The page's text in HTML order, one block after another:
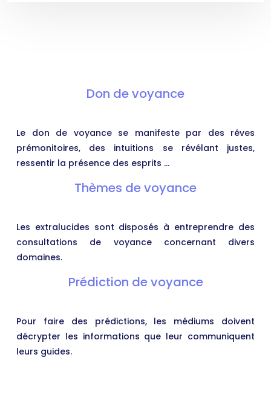
Don de voyance
Le don de voyance se manifeste par des rêves
prémonitoires, des intuitions se révélant justes,
ressentir la présence des esprits …
Thèmes de voyance
Les extralucides sont disposés à entreprendre des
consultations de voyance concernant divers
domaines.
Prédiction de voyance
Pour faire des prédictions, les médiums doivent
décrypter les informations que leur communiquent
leurs guides.